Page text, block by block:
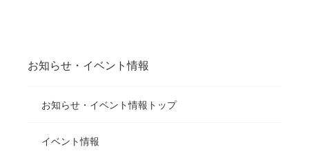
お知らせ・イベント情報
お知らせ・イベント情報トップ
イベント情報